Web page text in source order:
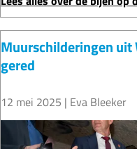
t
e
e
n
f
o
r
t
n
Muurschilderingen uit
gered
12 mei 2025 | Eva Bleeker